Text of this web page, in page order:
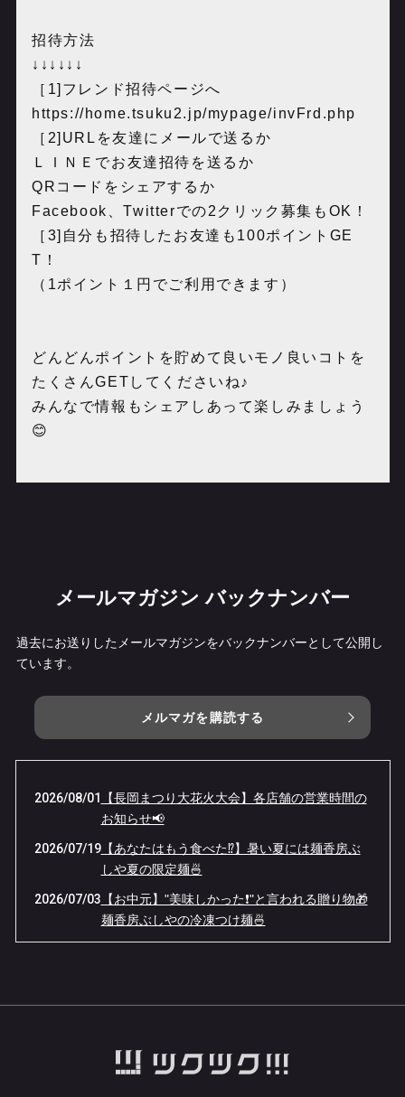
招待方法
↓↓↓↓↓↓
［ 1] フレンド招待ページへ
https://home.tsuku2.jp/mypage/invFrd.php
［ 2]URL を友達にメールで送るか
ＬＩＮＥでお友達招待を送るか
QR コードをシェアするか
Facebook
、Twitterでの2 クリック募集も OK ！
［ 3] 自分も招待したお友達も 100ポイント GE
T ！
（ 1ポイント１円でご利用できます）
どんどんポイントを貯めて良いモノ良いコトを
たくさんGET してくださいね♪
みんなで情報もシェアしあって楽しみましょう
😊
メールマガジン バックナンバー
過去にお送りしたメールマガジンをバックナンバーとして公開し
ています。
メルマガを購読する
2026/08/01
【長岡まつり大花火大会】各店舗の営業時間の
お知らせ📢
2026/07/19【あなたはもう食べた⁉️】暑い夏には麺香房ぶ
しや夏の限定麺🍜
2026/07/03 【お中元】"美味しかった❗️"と言われる贈り物🎁
麺香房ぶしやの冷凍つけ麺🍜
【臨時休業のお知らせ】空調設備のメンテナン
スが入ります🔧